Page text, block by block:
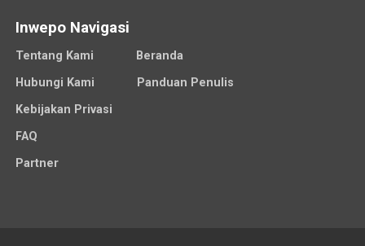
Inwepo Navigasi
Tentang Kami
Beranda
Hubungi Kami
Panduan Penulis
Kebijakan Privasi
FAQ
Partner